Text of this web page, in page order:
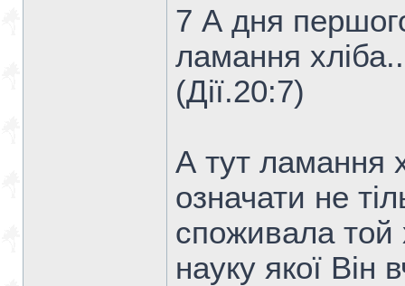
7 А дня
ламання
(Дiї.20:7)
А тут ламання
означати не
споживала той
науку якої Він